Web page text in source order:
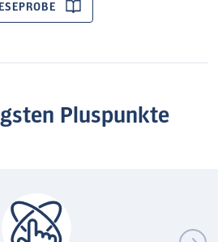
Pluspunkte